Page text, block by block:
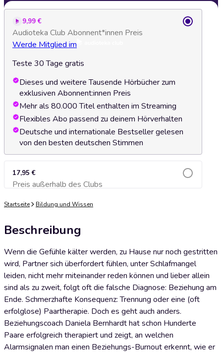
9,99 €
Audioteka Club Abonnent*innen Preis
Werde Mitglied im
Teste 30 Tage gratis
Dieses und weitere Tausende Hörbücher zum
exklusiven Abonnent:innen Preis
Mehr als 80.000 Titel enthalten im Streaming
Flexibles Abo passend zu deinem Hörverhalten
Deutsche und internationale Bestseller gelesen
von den besten deutschen Stimmen
17,95 €
Preis außerhalb des ClubsZum Warenkorb hinzufügen
Startseite Bildung und Wissen
Beschreibung
Wenn die Gefühle kälter werden, zu Hause nur noch gestritten
wird, Partner sich überfordert fühlen, unter Schlafmangel
leiden, nicht mehr miteinander reden können und lieber allein
sind als zu zweit, folgt oft die falsche Diagnose: Beziehung am
Ende. Schmerzhafte Konsequenz: Trennung oder eine (oft
erfolglose) Paartherapie. Doch es geht auch anders.
Beziehungscoach Daniela Bernhardt hat schon Hunderte
Paare erfolgreich therapiert und zeigt, an welchen
Alarmsignalen man einen Beziehungs-Burnout erkennt, wie er